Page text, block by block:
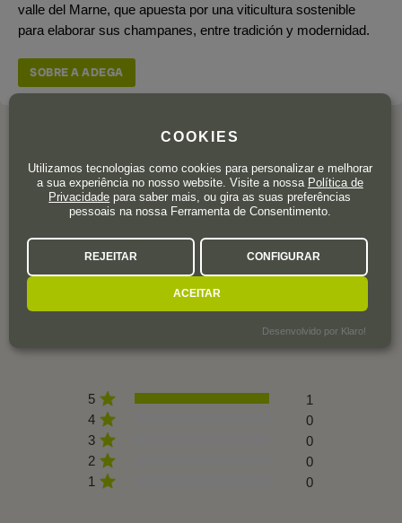
valle del Marne, que apuesta por una viticultura sostenible
para elaborar sus champanes, entre tradición y modernidad.
SOBRE A ADEGA
AVALIAÇÕES DOS
UTILIZADORES
5,0
5
1
4
0
3
0
2
0
1
0
COOKIES
Utilizamos tecnologias como cookies para personalizar e melhorar
a sua experiência no nosso website. Visite a nossa Política de
Privacidade para saber mais, ou gira as suas preferências
pessoais na nossa Ferramenta de Consentimento.
REJEITAR CONFIGURAR
ACEITAR
Desenvolvido por Klaro!